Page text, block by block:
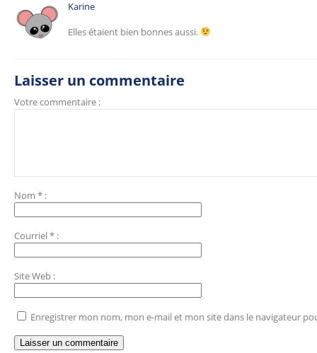
Karine
Elles étaient bien bonnes aussi.
Laisser un commentaire
Votre commentaire :
Nom * :
Courriel * :
Site Web :
Enregistrer mon nom, mon e-mail et mon site dans le navigateur